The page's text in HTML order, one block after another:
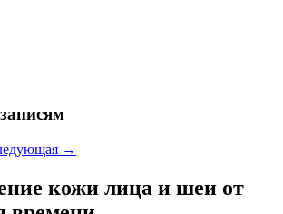
→
кожи лица и шеи от